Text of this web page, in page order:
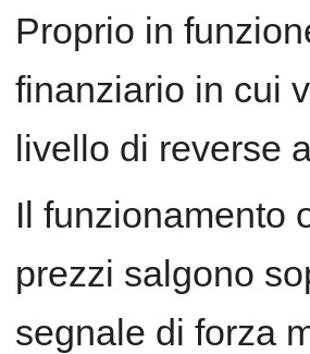
Proprio in
finanziario in cui
livello di reverse
Il funzionamento
prezzi salgono
segnale di forza